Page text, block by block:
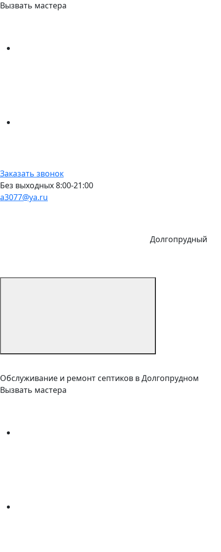
Вызвать мастера
Заказать звонок
Без выходных 8:00-21:00
a3077@ya.ru
Долгопрудный
Обслуживание и ремонт септиков в Долгопрудном
Вызвать мастера